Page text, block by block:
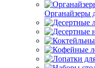
Органайзеры